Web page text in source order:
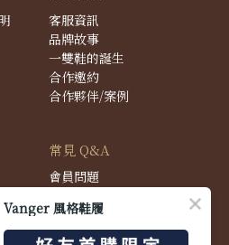
客服資訊
品牌故事
一雙鞋的誕生
合作邀約
合作夥伴/案例
常見 Q&A
會員問題
配送問題
退換貨問題
Vanger 風格鞋履